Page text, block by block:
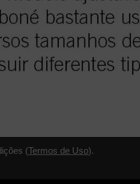
(Termos de Uso).